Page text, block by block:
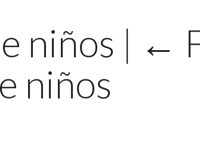
niños | ←
niños